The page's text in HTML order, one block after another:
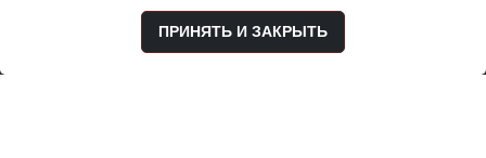
ПРИНЯТЬ И ЗАКРЫТЬ
Блог
О нас